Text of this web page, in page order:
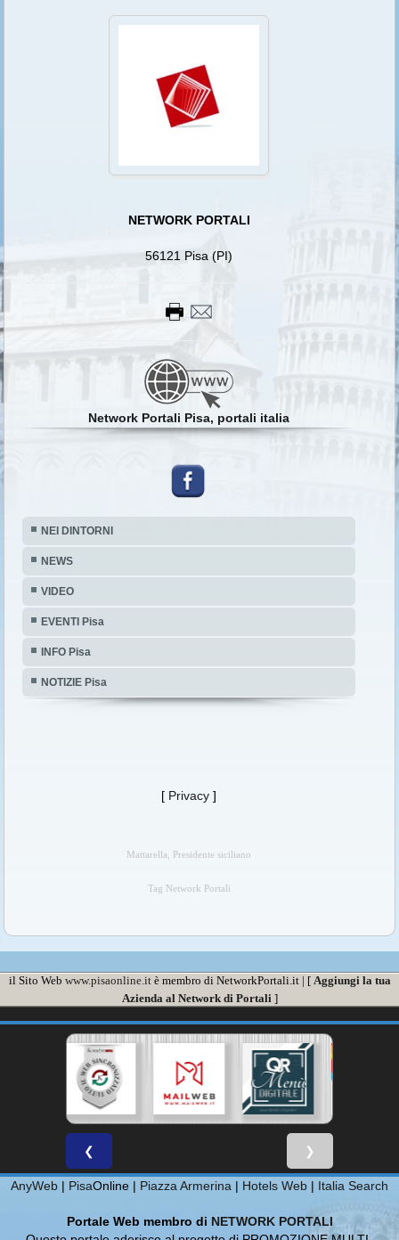
NETWORK PORTALI
56121 Pisa (PI)
Network Portali Pisa, portali italia
NEI DINTORNI
NEWS
VIDEO
EVENTI Pisa
INFO Pisa
NOTIZIE Pisa
[ Privacy ]
Mattarella, Presidente siciliano
Tag Network Portali
il Sito Web www.pisaonline.itè membro di NetworkPortali.it | [ Aggiungi la tua
Azienda al Network di Portali]
❮ ❯
AnyWeb | PisaOnline | Piazza Armerina | Hotels Web | Italia Search
Portale Web membro di NETWORK PORTALI